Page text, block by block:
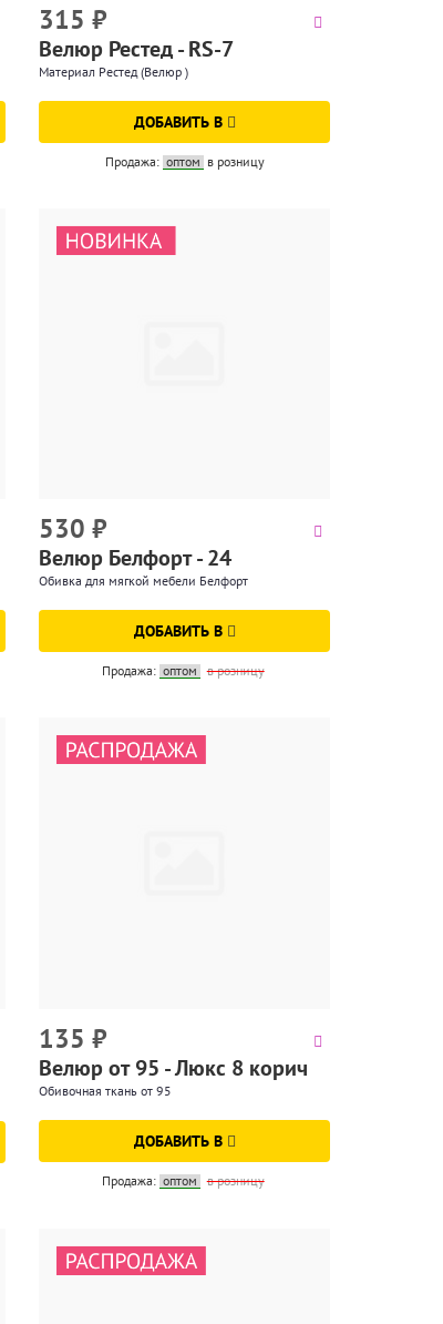
315₽
Велюр Рестед - RS-7
Материал Рестед (Велюр )
ДОБАВИТЬ В
Продажа: оптом в розницу
530₽
Велюр Белфорт - 24
Обивка для мягкой мебели Белфорт
ДОБАВИТЬ В
Продажа: оптом в розницу
135₽
Велюр от 95 - Люкс 8 корич
Обивочная ткань от 95
ДОБАВИТЬ В
Продажа: оптом в розницу